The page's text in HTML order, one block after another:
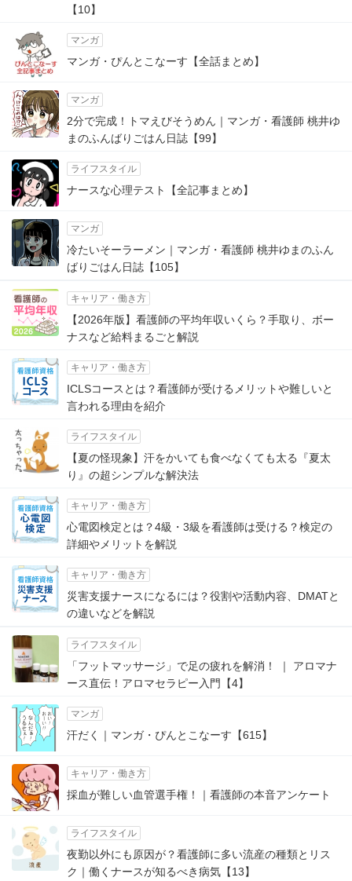
【10】
マンガ
マンガ・ぴんとこなーす【全話まとめ】
マンガ
2分で完成！トマえびそうめん｜マンガ・看護師 桃井ゆ
まのふんばりごはん日誌【99】
ライフスタイル
ナースな心理テスト【全記事まとめ】
マンガ
冷たいそーラーメン｜マンガ・看護師 桃井ゆまのふん
ばりごはん日誌【105】
キャリア・働き方
【2026年版】看護師の平均年収いくら？手取り、ボー
ナスなど給料まるごと解説
キャリア・働き方
ICLSコースとは？看護師が受けるメリットや難しいと
言われる理由を紹介
ライフスタイル
【夏の怪現象】汗をかいても食べなくても太る『夏太
り』の超シンプルな解決法
キャリア・働き方
心電図検定とは？4級・3級を看護師は受ける？検定の
詳細やメリットを解説
キャリア・働き方
災害支援ナースになるには？役割や活動内容、DMATと
の違いなどを解説
ライフスタイル
「フットマッサージ」で足の疲れを解消！ ｜ アロマナ
ース直伝！アロマセラピー入門【4】
マンガ
汗だく｜マンガ・ぴんとこなーす【615】
キャリア・働き方
採血が難しい血管選手権！｜看護師の本音アンケート
ライフスタイル
夜勤以外にも原因が？看護師に多い流産の種類とリス
ク｜働くナースが知るべき病気【13】